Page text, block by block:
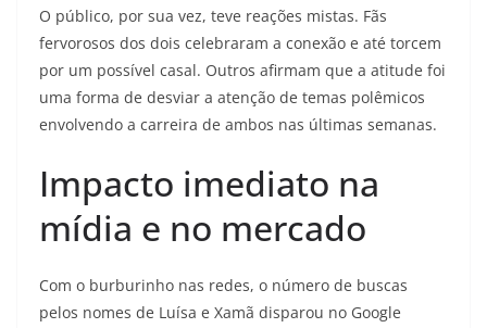
O público, por sua vez, teve reações mistas. Fãs
fervorosos dos dois celebraram a conexão e até torcem
por um possível casal. Outros afirmam que a atitude foi
uma forma de desviar a atenção de temas polêmicos
envolvendo a carreira de ambos nas últimas semanas.
Impacto imediato na
mídia e no mercado
Com o burburinho nas redes, o número de buscas
pelos nomes de Luísa e Xamã disparou no Google